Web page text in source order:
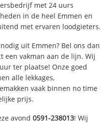
met 24 uurs
in de heel Emmen en
met ervaren loodgieters.
uit Emmen? Bel ons dan
een vakman aan de lijn. Wij
ter plaatse! Onze goed
alle lekkages,
vaak binnen no time
prijs.
avond0591-238013! Wij